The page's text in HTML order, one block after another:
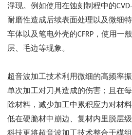
浮现。例如使用在蚀刻制程中的
耐磨性造成后续表面处理以及微细
车体以及笔电外壳的CFRP ，使用一般
层、毛边等现象。
超音波加工技术利用微细的高频率
单次加工对刀具造成的伤害；且在
除材料，减少加工中累积应力对材
低在硬脆材中崩边、复材内里脱层
科技更将超音波加工技术整合于模